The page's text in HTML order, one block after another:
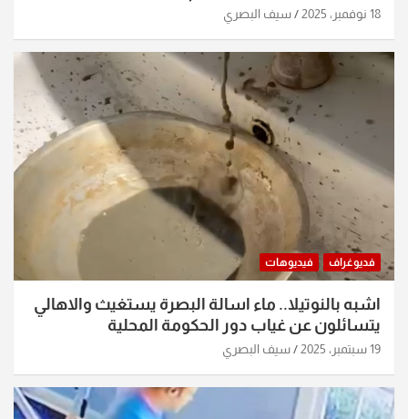
18 نوفمبر، 2025 سيف البصري
فديوغراف فيديوهات
اشبه بالنوتيلا.. ماء اسالة البصرة يستغيث والاهالي
يتسائلون عن غياب دور الحكومة المحلية
19 سبتمبر، 2025 سيف البصري